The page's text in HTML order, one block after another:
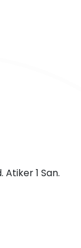
Atiker 1 San.